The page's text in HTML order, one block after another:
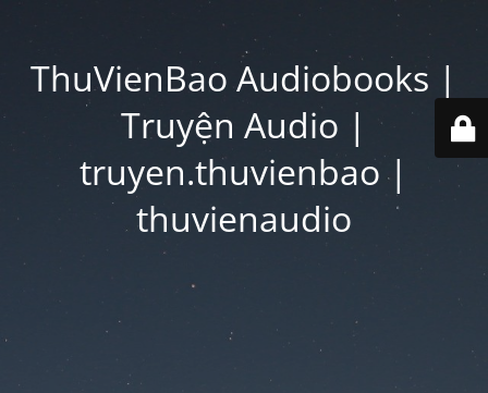
ThuVienBao Audiobooks |
Truyện Audio |
truyen.thuvienbao |
thuvienaudio